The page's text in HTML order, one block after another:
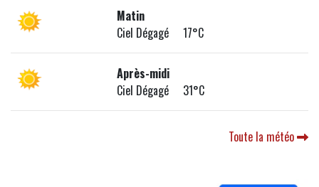
Matin
Ciel Dégagé 17°C
Après-midi
Ciel Dégagé 31°C
Toute la météo